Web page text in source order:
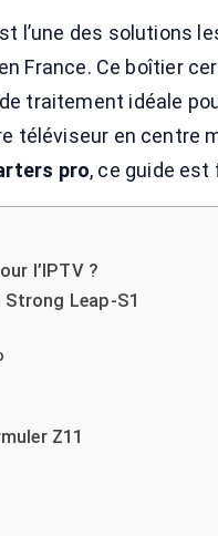
l’une des solutions
France. Ce boîtier
traitement idéale
téléviseur en centre
pro, ce guide est
l’IPTV ?
Leap-S1
Z11